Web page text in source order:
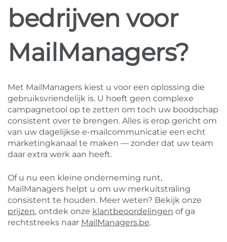
bedrijven voor
MailManagers?
Met MailManagers kiest u voor een oplossing die
gebruiksvriendelijk is. U hoeft geen complexe
campagnetool op te zetten om toch uw boodschap
consistent over te brengen. Alles is erop gericht om
van uw dagelijkse e-mailcommunicatie een echt
marketingkanaal te maken — zonder dat uw team
daar extra werk aan heeft.
Of u nu een kleine onderneming runt,
MailManagers helpt u om uw merkuitstraling
consistent te houden. Meer weten? Bekijk onze
prijzen, ontdek onze klantbeoordelingen of ga
rechtstreeks naar MailManagers.be.